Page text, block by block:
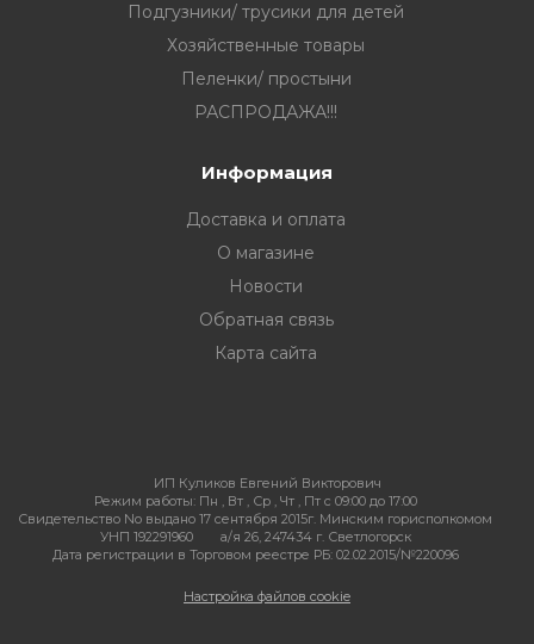
Подгузники/ трусики для детей
Хозяйственные товары
Пеленки/ простыни
РАСПРОДАЖА!!!
Информация
Доставка и оплата
О магазине
Новости
Обратная связь
Карта сайта
ИП Куликов Евгений Викторович
Режим работы: Пн , Вт , Ср , Чт , Пт c 09:00 до 17:00
Свидетельство No выдано 17 сентября 2015г. Минским горисполкомом
УНП 192291960
а/я 26, 247434 г. Светлогорск
Дата регистрации в Торговом реестре РБ: 02.02.2015/№220096
Настройка файлов cookie